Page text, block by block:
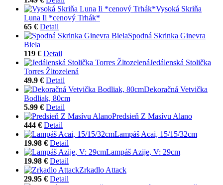
Vysoká Skriňa
Luna Ii *cenový Trhák*
65 € Detail
Spodná Skrinka Ginevra
Biela
119 € Detail
Jedálenská Stolička
Torres Žltozelená
49.9 € Detail
Dekoračná Vetvička
Bodliak, 80cm
5.99 € Detail
Predsieň Z Masívu Alano
444 € Detail
Lampáš Acai, 15/15/32cm
19.98 € Detail
Lampáš Azije, V: 29cm
19.98 € Detail
Zrkadlo Attack
29.95 € Detail